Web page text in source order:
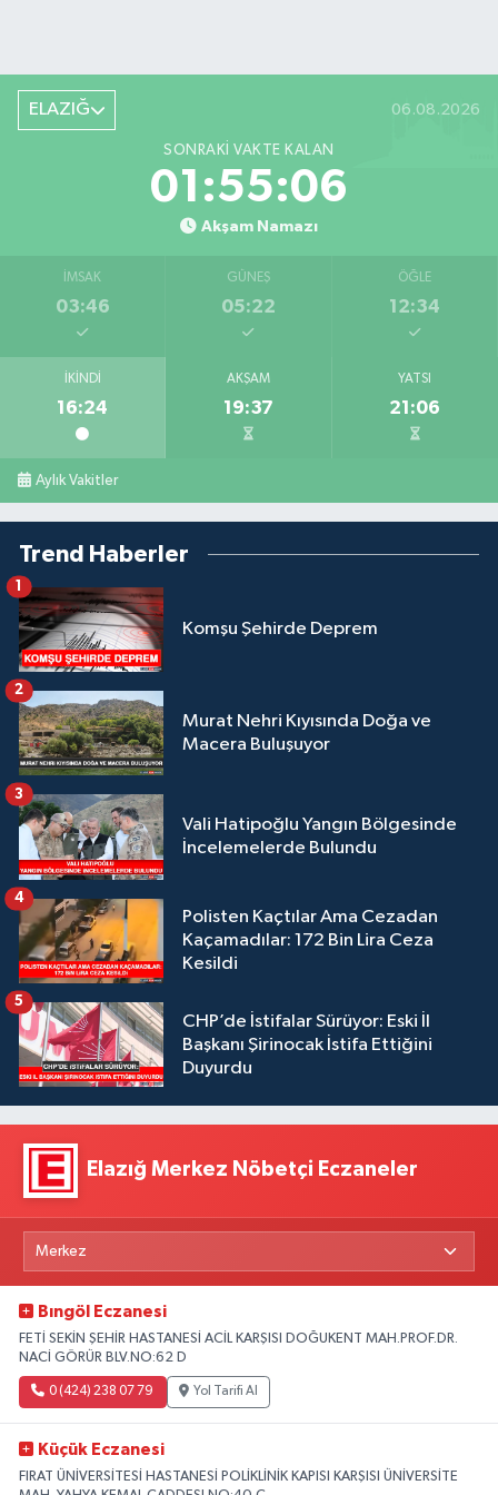
ELAZIĞ 06.08.2026
SONRAKI VAKTE KALAN
01:55:06
Akşam Namazı
İMSAK
03:46
GÜNEŞ
05:22
ÖĞLE
12:34
İKINDI
16:24
AKŞAM
19:37
YATSI
21:06
Aylık Vakitler
Trend Haberler
Komşu Şehirde Deprem
1
Murat Nehri Kıyısında Doğa ve
Macera Buluşuyor
2
Vali Hatipoğlu Yangın Bölgesinde
İncelemelerde Bulundu
3
Polisten Kaçtılar Ama Cezadan
Kaçamadılar: 172 Bin Lira Ceza
Kesildi
4
CHP’de İstifalar Sürüyor: Eski İl
Başkanı Şirinocak İstifa Ettiğini
Duyurdu
5
Elazığ Merkez Nöbetçi Eczaneler
Bıngöl Eczanesi
FETİ SEKİN ŞEHİR HASTANESİ ACİL KARŞISI DOĞUKENT MAH.PROF.DR.
NACİ GÖRÜR BLV.NO:62 D
0 (424) 238 07 79 Yol Tarifi Al
Küçük Eczanesi
FIRAT ÜNİVERSİTESİ HASTANESİ POLİKLİNİK KAPISI KARŞISI ÜNİVERSİTE